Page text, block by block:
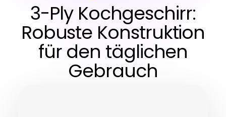
3-Ply Kochgeschirr:
Robuste Konstruktion
für den täglichen
Gebrauch